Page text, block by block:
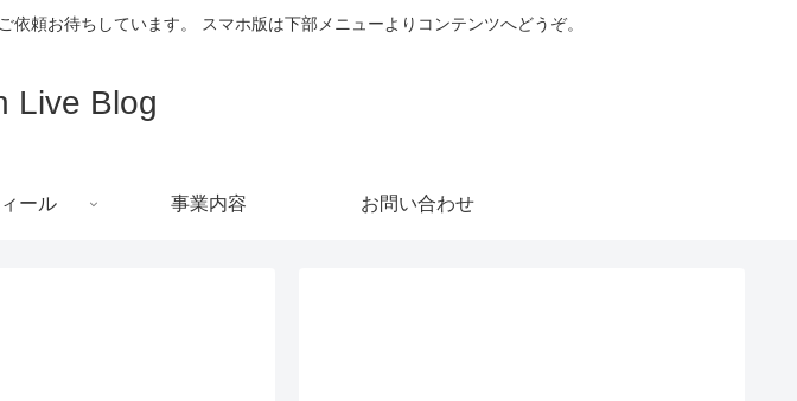
頼お待ちしています。 スマホ版は下部メニューよりコンテンツへどうぞ。
Live Blog
ール 事業内容 お問い合わせ